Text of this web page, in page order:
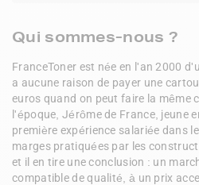
Qui sommes-nous ?
FranceToner est née en l'an 2000
a aucune raison de payer une
euros quand on peut faire la même
l'époque, Jérôme de France, jeune
première expérience salariée dans
marges pratiquées par les
et il en tire une conclusion : un
compatible de qualité, à un prix